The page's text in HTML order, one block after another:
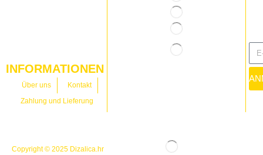
INFORMATIONEN
Über uns
Kontakt
Zahlung und Lieferung
Copyright © 2025 Dizalica.hr